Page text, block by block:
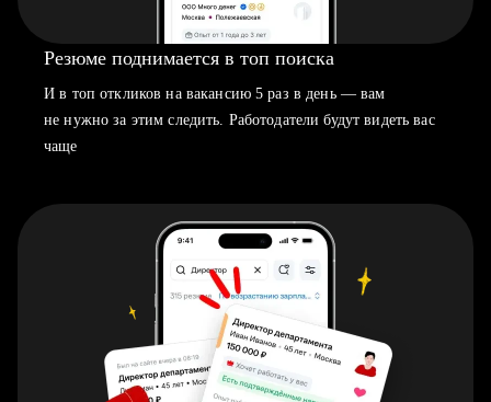
Резюме поднимается в топ поиска
И в топ откликов на вакансию 5 раз в день — вам
не нужно за этим следить. Работодатели будут видеть вас
чаще